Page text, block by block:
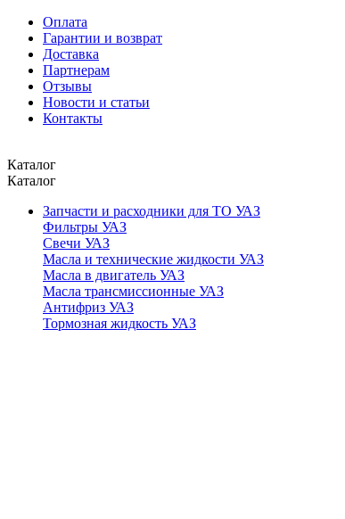
Оплата
Гарантии и возврат
Доставка
Партнерам
Отзывы
Новости и статьи
Контакты
Каталог
Каталог
Запчасти и расходники для ТО УАЗ
Фильтры УАЗ
Свечи УАЗ
Масла и технические жидкости УАЗ
Масла в двигатель УАЗ
Масла трансмиссионные УАЗ
Антифриз УАЗ
Тормозная жидкость УАЗ